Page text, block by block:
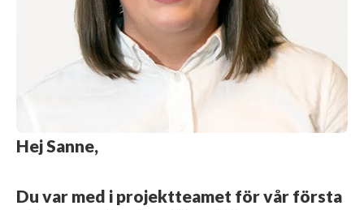
Hej Sanne,
Du var med i projektteamet för vår första